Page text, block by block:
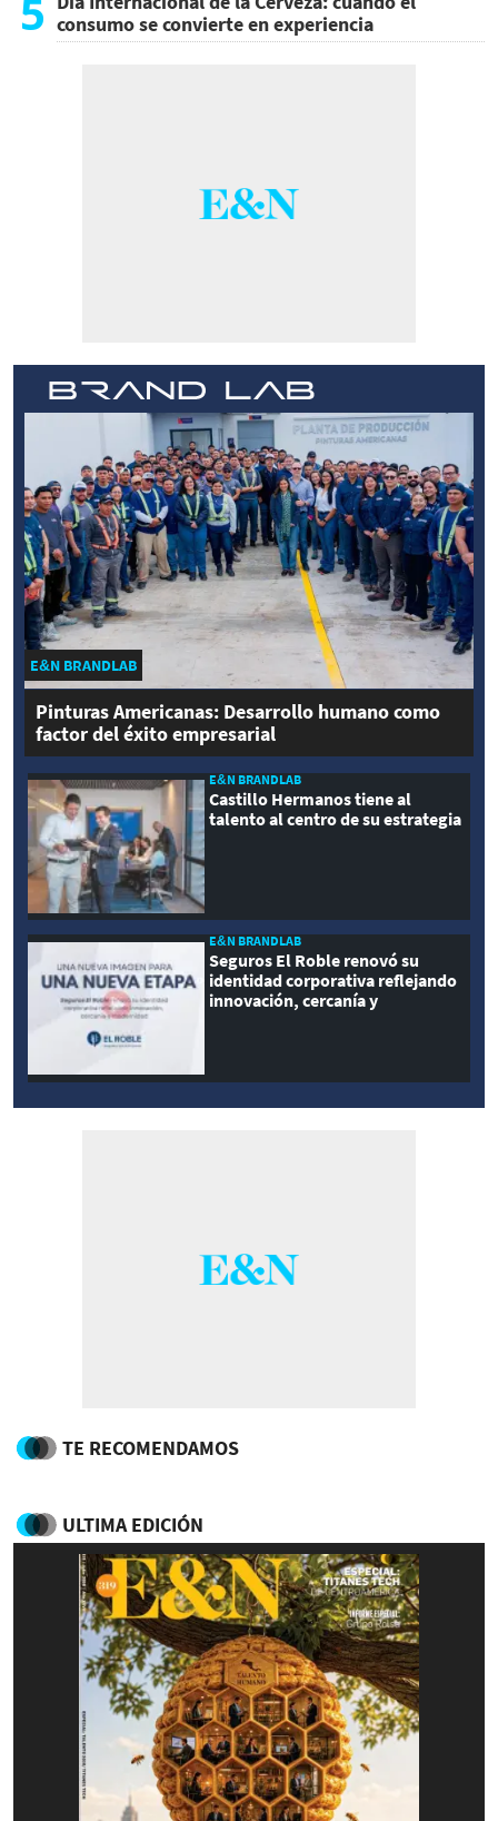
5 consumo se convierte en experiencia
E&N BRANDLAB
Pinturas Americanas: Desarrollo humano como
factor del éxito empresarial
E&N BRANDLAB
Castillo Hermanos tiene al
talento al centro de su estrategia
E&N BRANDLAB
Seguros El Roble renovó su
identidad corporativa reflejando
innovación, cercanía y
TE RECOMENDAMOS
ULTIMA EDICIÓN